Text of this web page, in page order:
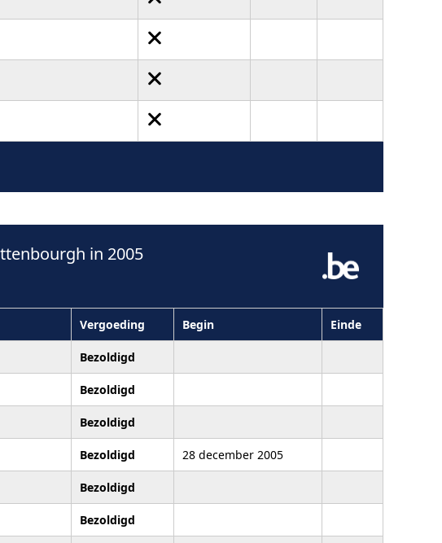
in 2005
Vergoeding Begin Einde
Bezoldigd
Bezoldigd
Bezoldigd
Bezoldigd 28 december 2005
Bezoldigd
Bezoldigd